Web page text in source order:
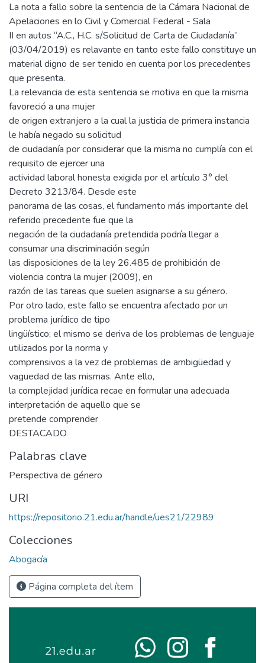
La nota a fallo sobre la sentencia de la Cámara Nacional de
Apelaciones en lo Civil y Comercial Federal - Sala
II en autos “A.C., H.C. s/Solicitud de Carta de Ciudadanía”
(03/04/2019) es relavante en tanto este fallo constituye un
material digno de ser tenido en cuenta por los precedentes
que presenta.
La relevancia de esta sentencia se motiva en que la misma
favoreció a una mujer
de origen extranjero a la cual la justicia de primera instancia
le había negado su solicitud
de ciudadanía por considerar que la misma no cumplía con el
requisito de ejercer una
actividad laboral honesta exigida por el artículo 3° del
Decreto 3213/84. Desde este
panorama de las cosas, el fundamento más importante del
referido precedente fue que la
negación de la ciudadanía pretendida podría llegar a
consumar una discriminación según
las disposiciones de la ley 26.485 de prohibición de
violencia contra la mujer (2009), en
razón de las tareas que suelen asignarse a su género.
Por otro lado, este fallo se encuentra afectado por un
problema jurídico de tipo
lingüístico; el mismo se deriva de los problemas de lenguaje
utilizados por la norma y
comprensivos a la vez de problemas de ambigüedad y
vaguedad de las mismas. Ante ello,
la complejidad jurídica recae en formular una adecuada
interpretación de aquello que se
pretende comprender
DESTACADO
Palabras clave
Perspectiva de género
URI
https://repositorio.21.edu.ar/handle/ues21/22989
Colecciones
Abogacía
Página completa del ítem